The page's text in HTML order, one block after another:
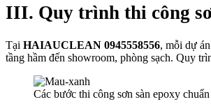
III. Quy trình thi công
Tại HAIAUCLEAN 0945558556, mỗi dự
tầng hầm đến showroom, phòng sạch. Quy
Các bước thi công sơn sàn epoxy